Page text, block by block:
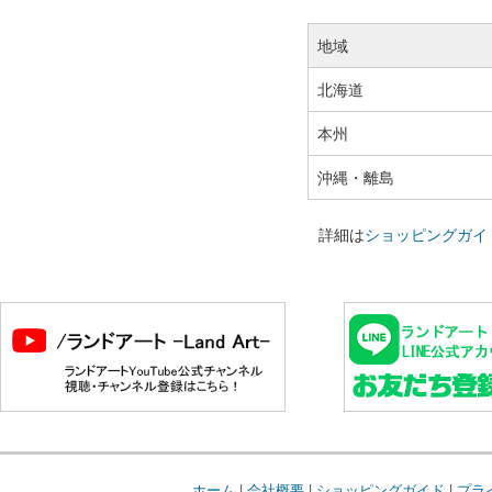
地域
北海道
本州
沖縄・離島
詳細はショッピングガイ